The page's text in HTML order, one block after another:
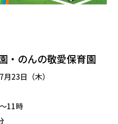
・のんの敬愛保育園
23日（木）
11時